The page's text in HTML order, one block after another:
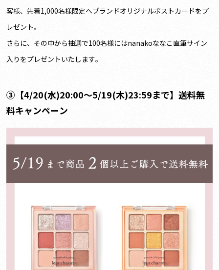
客様、先着1,000名様限定へブランドオリジナルポストカードをプ
レゼント。
さらに、その中から抽選で100名様にはnanakoななこ直筆サイン
入りをプレゼントいたします。
③ 【4/20(水)20:00〜5/19(木)23:59まで】送料無
料キャンペーン